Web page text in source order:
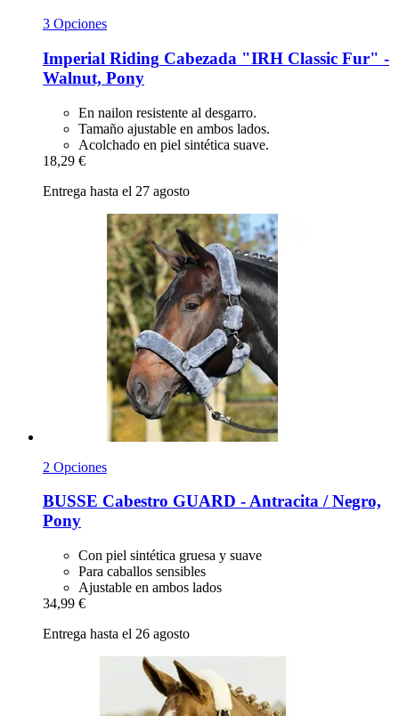
3 Opciones
Imperial Riding Cabezada "IRH Classic Fur" -​
Walnut, Pony
En nailon resistente al desgarro.
Tamaño ajustable en ambos lados.
Acolchado en piel sintética suave.
18,29 €
Entrega hasta el 27 agosto
2 Opciones
BUSSE Cabestro GUARD -​ Antracita / Negro,
Pony
Con piel sintética gruesa y suave
Para caballos sensibles
Ajustable en ambos lados
34,99 €
Entrega hasta el 26 agosto